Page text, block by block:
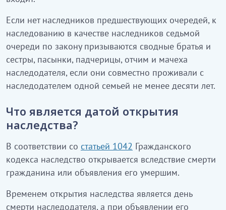
Если нет наследников предшествующих очередей, к
наследованию в качестве наследников седьмой
очереди по закону призываются сводные братья и
сестры, пасынки, падчерицы, отчим и мачеха
наследодателя, если они совместно проживали с
наследодателем одной семьей не менее десяти лет.
Что является датой открытия
наследства?
В соответствии со статьей 1042 Гражданского
кодекса наследство открывается вследствие смерти
гражданина или объявления его умершим.
Временем открытия наследства является день
смерти наследодателя, а при объявлении его